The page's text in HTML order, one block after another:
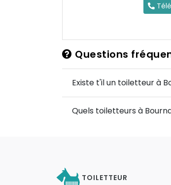
Questions
Existe t'il un toiletteur à
Quels toiletteurs à
TOILETTEUR